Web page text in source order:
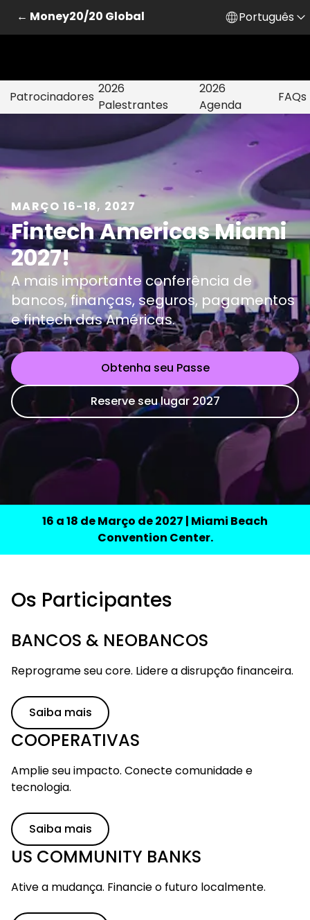
Ir para o conteúdo principal
← Money20/20 Global Português
Patrocinadores
2026
Palestrantes
2026
Agenda
FAQs
MARÇO 16-18, 2027
Fintech Americas Miami
2027!
A mais importante conferência de
bancos, finanças, seguros, pagamentos
e fintech das Américas.
Obtenha seu Passe
Reserve seu lugar 2027
16 a 18 de Março de 2027 | Miami Beach
Convention Center.
Os Participantes
BANCOS & NEOBANCOS
Reprograme seu core. Lidere a disrupção financeira.
Saiba mais
COOPERATIVAS
Amplie seu impacto. Conecte comunidade e
tecnologia.
Saiba mais
US COMMUNITY BANKS
Ative a mudança. Financie o futuro localmente.